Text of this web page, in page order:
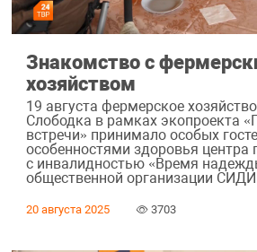
Знакомство с
хозяйством
19 августа фермерское
Слободка в рамках экопроекта
встречи» принимало особых
особенностями здоровья центра
с инвалидностью «Время
общественной организации
20 августа 2025 3703